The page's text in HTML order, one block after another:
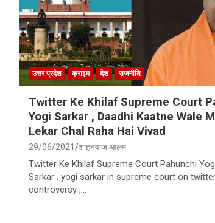
उत्तर प्रदेश क्राइम देश राजनीति
Twitter Ke Khilaf Supreme Court
Yogi Sarkar , Daadhi Kaatne Wale
Lekar Chal Raha Hai Vivad
29/06/2021 शाहनवाज आलम
Twitter Ke Khilaf Supreme Court Pahunchi
Sarkar , yogi sarkar in supreme court on
controversy ,…